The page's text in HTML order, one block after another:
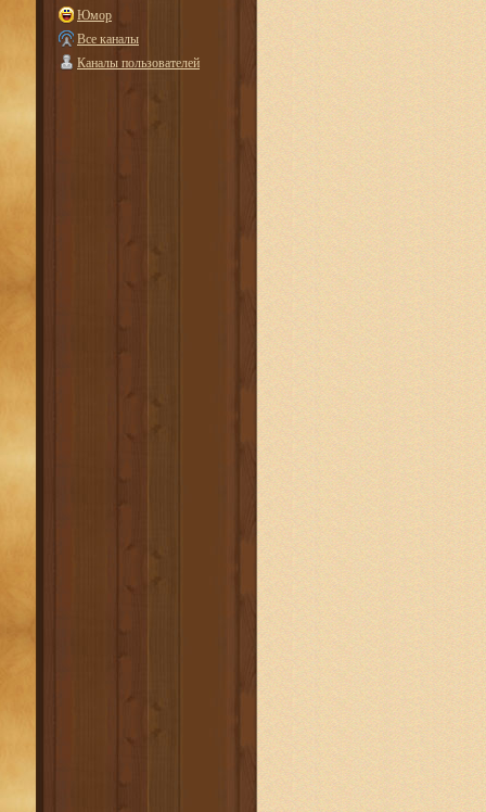
Юмор
Все каналы
Каналы пользователей